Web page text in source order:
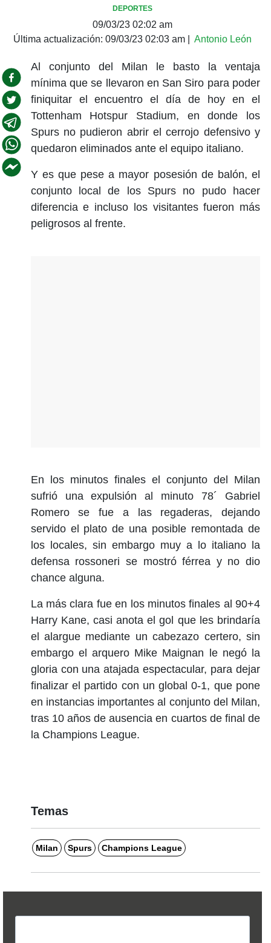
DEPORTES
09/03/23 02:02 am
Última actualización: 09/03/23 02:03 am Antonio León
Al conjunto del Milan le basto la ventaja
mínima que se llevaron en San Siro para poder
finiquitar el encuentro el día de hoy en el
Tottenham Hotspur Stadium, en donde los
Spurs no pudieron abrir el cerrojo defensivo y
quedaron eliminados ante el equipo italiano.
Y es que pese a mayor posesión de balón, el
conjunto local de los Spurs no pudo hacer
diferencia e incluso los visitantes fueron más
peligrosos al frente.
En los minutos finales el conjunto del Milan
sufrió una expulsión al minuto 78´ Gabriel
Romero se fue a las regaderas, dejando
servido el plato de una posible remontada de
los locales, sin embargo muy a lo italiano la
defensa rossoneri se mostró férrea y no dio
chance alguna.
La más clara fue en los minutos finales al 90+4
Harry Kane, casi anota el gol que les brindaría
el alargue mediante un cabezazo certero, sin
embargo el arquero Mike Maignan le negó la
gloria con una atajada espectacular, para dejar
finalizar el partido con un global 0-1, que pone
en instancias importantes al conjunto del Milan,
tras 10 años de ausencia en cuartos de final de
la Champions League.
Temas
Milan Spurs Champions League